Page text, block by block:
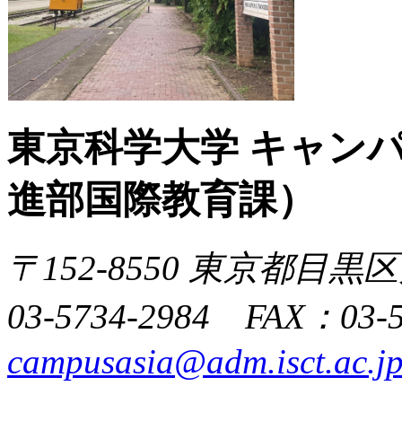
東京科学大学 キャン
進部国際教育課）
〒152-8550 東京都目黒
03-5734-2984 FAX：